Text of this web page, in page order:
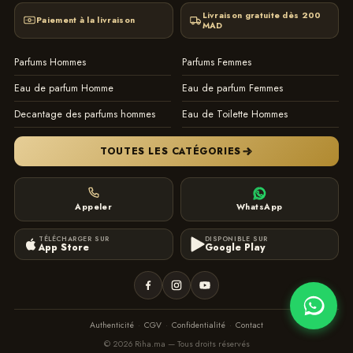
Paiement à la livraison
Livraison gratuite dès 200
MAD
Parfums Hommes
Parfums Femmes
Eau de parfum Homme
Eau de parfum Femmes
Decantage des parfums hommes
Eau de Toilette Hommes
TOUTES LES CATÉGORIES
Appeler WhatsApp
TÉLÉCHARGER SUR
App Store
DISPONIBLE SUR
Google Play
Authenticité · CGV · Confidentialité · Contact
© 2026 Riha.ma — Tous droits réservés